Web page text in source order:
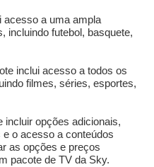
acesso a uma ampla
incluindo futebol, basquete,
inclui acesso a todos os
filmes, séries, esportes,
incluir opções adicionais,
o acesso a conteúdos
as opções e preços
pacote de TV da Sky.